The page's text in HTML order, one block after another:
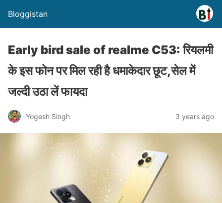
Bloggistan
Early bird sale of realme C53: रियलमी
के इस फोन पर मिल रही है धमाकेदार छूट,सेल में
जल्दी उठा लें फायदा
Yogesh Singh 3 years ago